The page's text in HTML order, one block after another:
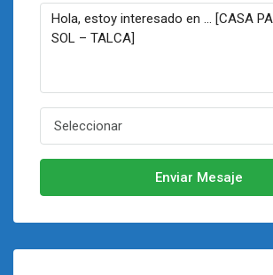
Seleccionar
Enviar Mesaje